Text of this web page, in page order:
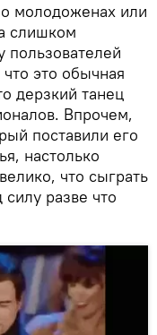
молодоженах или
слишком
пользователей
это обычная
дерзкий танец
Впрочем,
поставили его
настолько
что сыграть
разве что